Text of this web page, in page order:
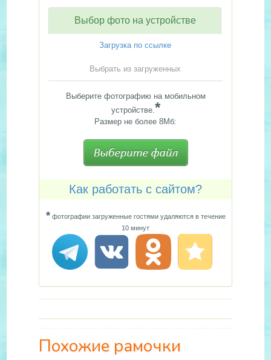
Выбор фото на устройстве
Загрузка по ссылке
Выбрать из загруженных
Выберите фотографию на мобильном
устройстве.*
Размер не более 8Мб:
Как работать с сайтом?
*фотографии загруженные гостями удаляются в течение
10 минут
Похожие рамочки